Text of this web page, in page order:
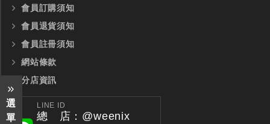
選
單
會員訂購須知
會員退貨須知
會員註冊須知
網站條款
分店資訊
LINE ID
總 店：@weenix